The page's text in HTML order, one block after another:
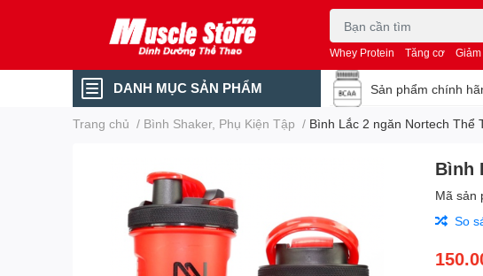
Whey Protein Tăng cơ
DANH MỤC SẢN PHẨM Sản phẩm chính
Trang chủ / Bình Shaker, Phụ Kiện Tập / Bình Lắc 2 ngăn Nortech Thể
Bình
Mã sản
So